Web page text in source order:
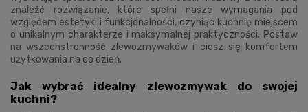
znaleźć rozwiązanie, które spełni nasze wymagania pod
względem estetyki i funkcjonalności, czyniąc kuchnię miejscem
o unikalnym charakterze i maksymalnej praktyczności. Postaw
na wszechstronność zlewozmywaków i ciesz się komfortem
użytkowania na co dzień.
Jak wybrać idealny zlewozmywak do swojej
kuchni?